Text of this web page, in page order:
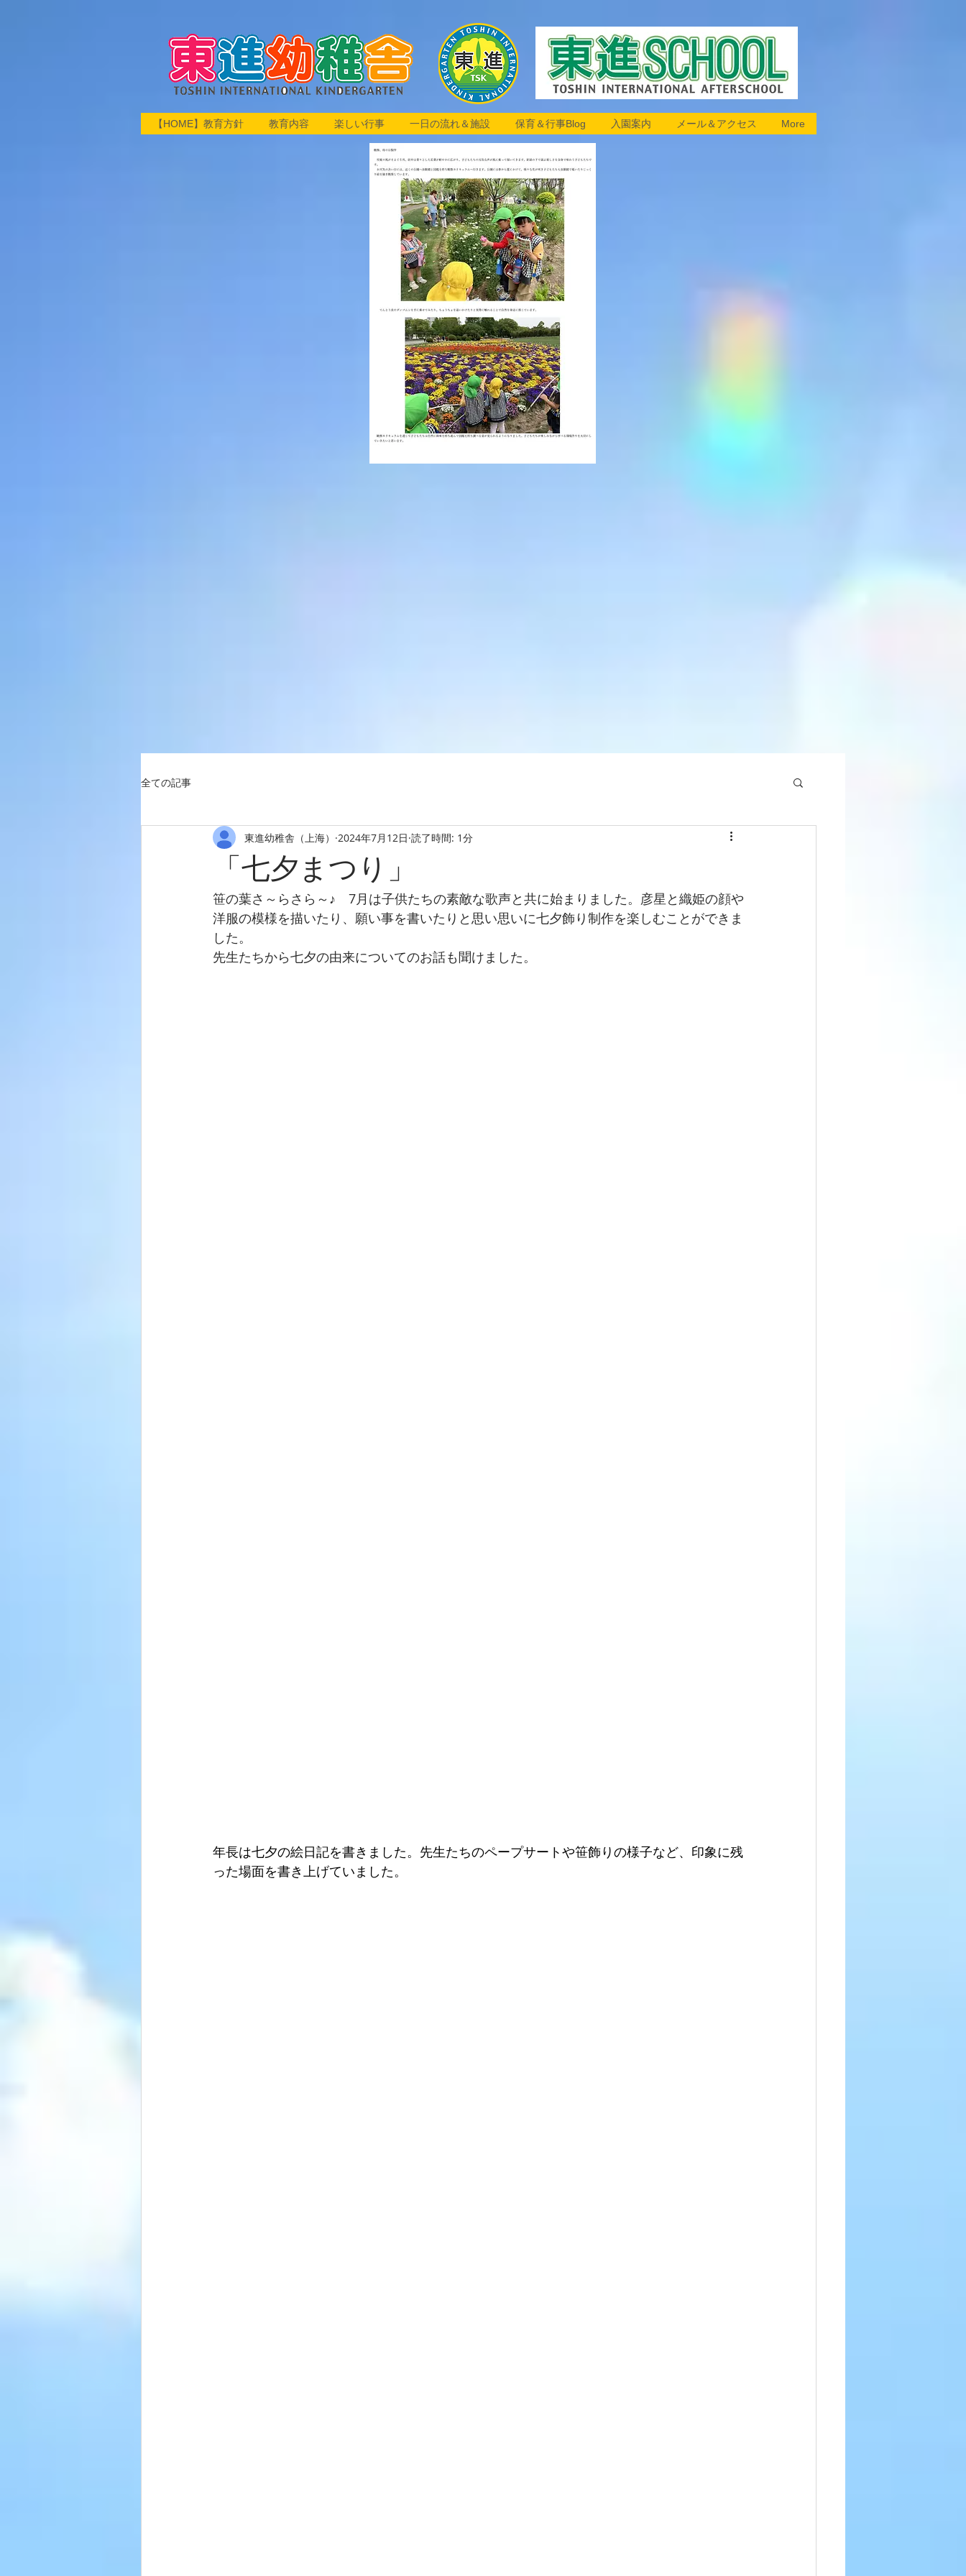
【HOME】教育方針 教育内容 楽しい行事 一日の流れ＆施設 保育＆行事Blog 入園案内 メール＆アクセス More
全ての記事
「七夕まつり」
東進幼稚舎（上海） 2024年7月12日 読了時間: 1分
笹の葉さ～らさら～♪　7月は子供たちの素敵な歌声と共に始まりました。彦星と織姫の顔や
洋服の模様を描いたり、願い事を書いたりと思い思いに七夕飾り制作を楽しむことができま
した。
先生たちから七夕の由来についてのお話も聞けました。
年長は七夕の絵日記を書きました。先生たちのペープサートや笹飾りの様子など、印象に残
った場面を書き上げていました。